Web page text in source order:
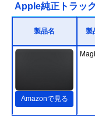
Apple純正トラッ
製品名 製
Amazonで見る